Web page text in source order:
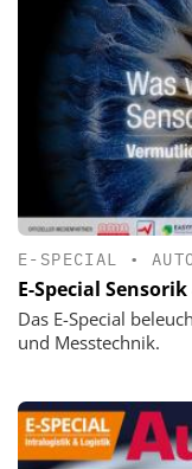
E-SPECIAL •
E-Special
Das E-Special
und Messtechnik.